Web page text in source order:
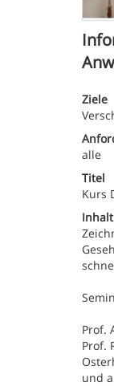
Ziele
alle
Titel
Kurs
Inhalt
Prof.
Prof.
und